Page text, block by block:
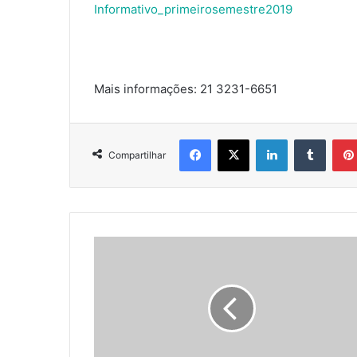
Informativo_primeirosemestre2019
Mais informações: 21 3231-6651
Compartilhar
Facebook
X Linkedin